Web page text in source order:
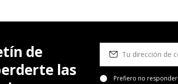
de
las
Prefiero no responder